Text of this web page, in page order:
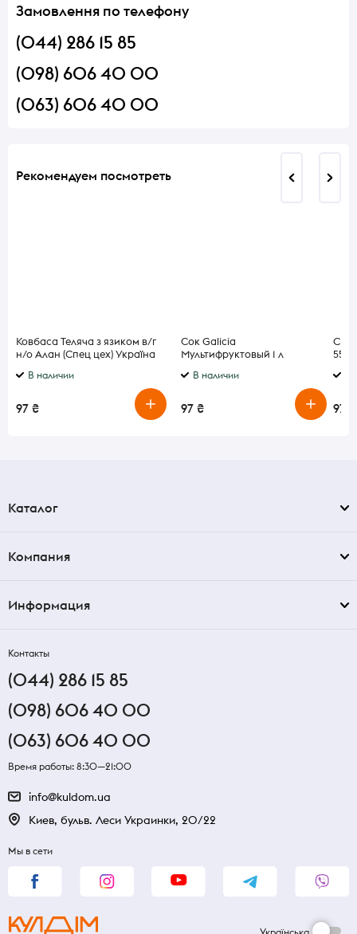
Замовлення по телефону
(044) 286 15 85
(098) 606 40 00
(063) 606 40 00
Рекомендуем посмотреть
Ковбаса Теляча з язиком в/г
н/о Алан (Спец цех) Україна
В наличии
97 ₴
Сок Galicia
Мультифруктовый 1 л
В наличии
97 ₴
Сыр
55%
97 ₴
Каталог
Компания
Информация
Контакты
(044) 286 15 85
(098) 606 40 00
(063) 606 40 00
Время работы: 8:30—21:00
info@kuldom.ua
Киев, бульв. Леси Украинки, 20/22
Мы в сети
Українська